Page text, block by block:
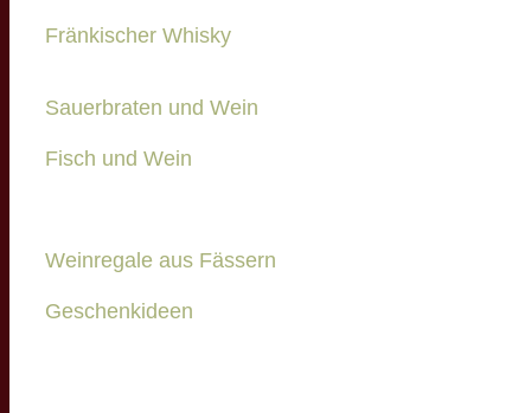
Fränkischer Whisky
Sauerbraten und Wein
Fisch und Wein
Weinregale aus Fässern
Geschenkideen